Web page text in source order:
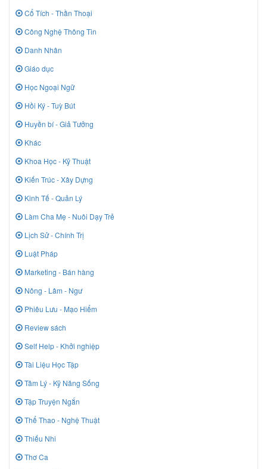
Cổ Tích - Thần Thoại
Công Nghệ Thông Tin
Danh Nhân
Giáo dục
Học Ngoại Ngữ
Hồi Ký - Tuỳ Bút
Huyền bí - Giả Tưởng
Khác
Khoa Học - Kỹ Thuật
Kiến Trúc - Xây Dựng
Kinh Tế - Quản Lý
Làm Cha Mẹ - Nuôi Dạy Trẻ
Lịch Sử - Chính Trị
Luật Pháp
Marketing - Bán hàng
Nông - Lâm - Ngư
Phiêu Lưu - Mạo Hiểm
Review sách
Self Help - Khởi nghiệp
Tài Liệu Học Tập
Tâm Lý - Kỹ Năng Sống
Tập Truyện Ngắn
Thể Thao - Nghệ Thuật
Thiếu Nhi
Thơ Ca